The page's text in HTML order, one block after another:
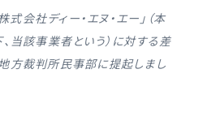
会社ディー・エヌ・エー」（本
当該事業者という）に対する差
方裁判所民事部に提起しまし